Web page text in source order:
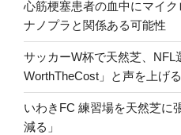
心筋梗塞患者の血中にマイ
ナノプラと関係ある可能性
サッカーW杯で天然芝、NFL
WorthTheCost」と声を上げる
いわきFC 練習場を天然芝
減る」